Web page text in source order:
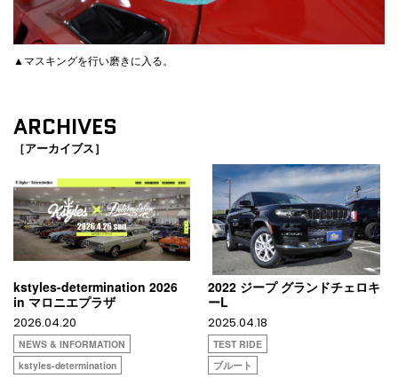
▲マスキングを行い磨きに入る。
ARCHIVES
［アーカイブス］
kstyles-determination 2026
in マロニエプラザ
2026.04.20
NEWS & INFORMATION
kstyles-determination
2022 ジープ グランドチェロキ
ーL
2025.04.18
TEST RIDE
ブルート